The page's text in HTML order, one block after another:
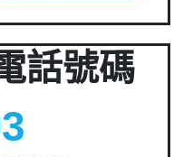
話號碼